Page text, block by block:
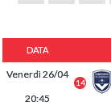
DATA
Venerdì 26/04
20:45
14